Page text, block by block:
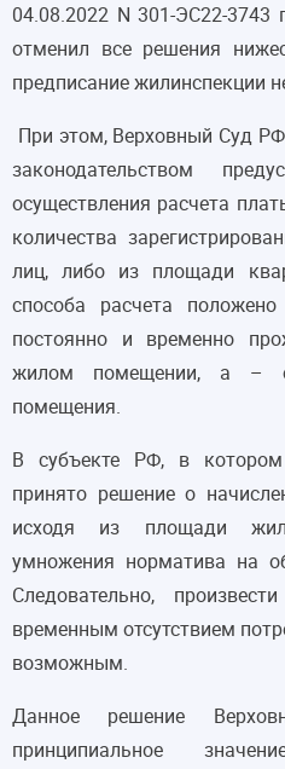
04.08.2022 N 301-ЭС22-3743
отменил все решения
предписание жилинспекции
При этом, Верховный Суд
законодательством
осуществления расчета
количества
лиц, либо из площади
способа расчета
постоянно и временно
жилом помещении, а –
помещения.
В субъекте РФ, в котором
принято решение о
исходя из площади
умножения норматива на
Следовательно,
временным отсутствием
возможным.
Данное решение
принципиальное